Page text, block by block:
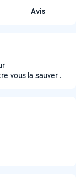
Avis
vous la sauver .